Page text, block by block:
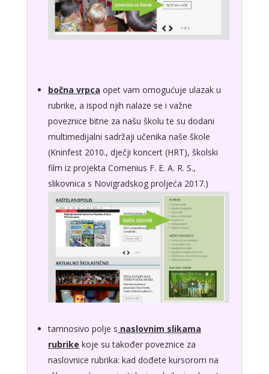
bočna vrpca opet vam omogućuje ulazak u
rubrike, a ispod njih nalaze se i važne
poveznice bitne za našu školu te su dodani
multimedijalni sadržaji učenika naše škole
(Kninfest 2010., dječji koncert (HRT), školski
film iz projekta Comenius F. E. A. R. S.,
slikovnica s Novigradskog proljeća 2017.)
tamnosivo polje s naslovnim slikama
rubrike koje su također poveznice za
naslovnice rubrika: kad dođete kursorom na